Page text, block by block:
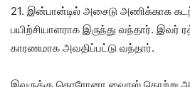
21. இன்பான்டில் அசைடு அணிக்காக
பயிற்சியாளராக இருந்து வந்தார். இவர்
காரணமாக அவதிப்பட்டு வந்தார்.